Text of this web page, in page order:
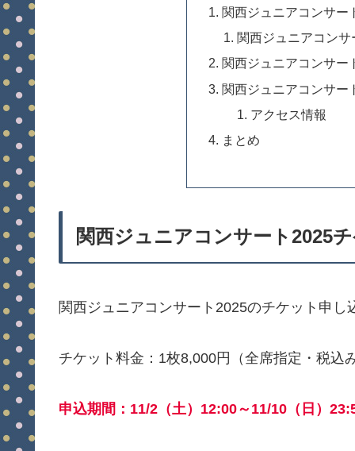
関西ジュニアコンサー
関西ジュニアコン
関西ジュニアコンサー
関西ジュニアコンサー
アクセス情報
まとめ
関西ジュニアコンサート2025
関西ジュニアコンサート2025のチケット申
チケット料金：1枚8,000円（全席指定・税込
申込期間：11/2（土）12:00～11/10（日）